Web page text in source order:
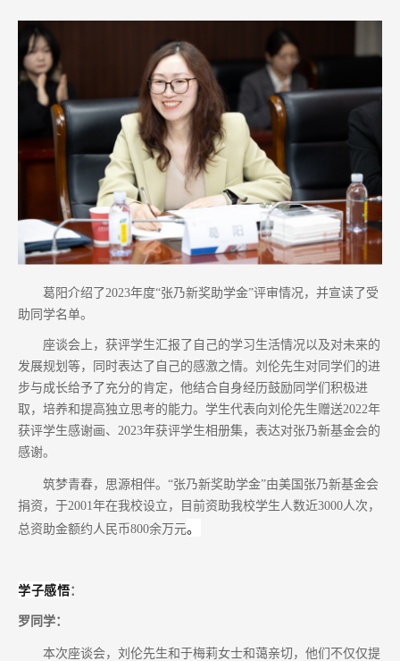
葛 阳介绍了2023年度“张乃新奖助学金”评审情况，并宣读了受
助同学名单。
座谈会上，获评学生汇报了自己的学习生活情况以及对未来的
发展规划等，同时表达了自己的感激之情。刘伦先生对同学们的进
步与成长给予了充分的肯定，他结合自身经历鼓励同学们积极进
取，培养和提高独立思考的能力。学生代表向刘伦先生赠送2022年
获评学生感谢画、2023年获评学生相册集，表达对张乃新基金会的
感谢。
筑梦青春，思源相伴。“张乃新奖助学金”由美国张乃新基金会
捐资，于2001年在我校设立，目前资助我校学生人数近3000人次，
总资助金额约人民币800余万元。
学子感悟：
罗同学：
本次座谈会，刘伦先生和于梅莉女士和蔼亲切，他们不仅仅提